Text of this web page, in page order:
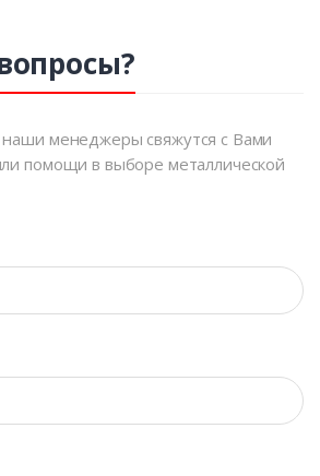
менеджеры свяжутся с Вами
помощи в выборе металлической